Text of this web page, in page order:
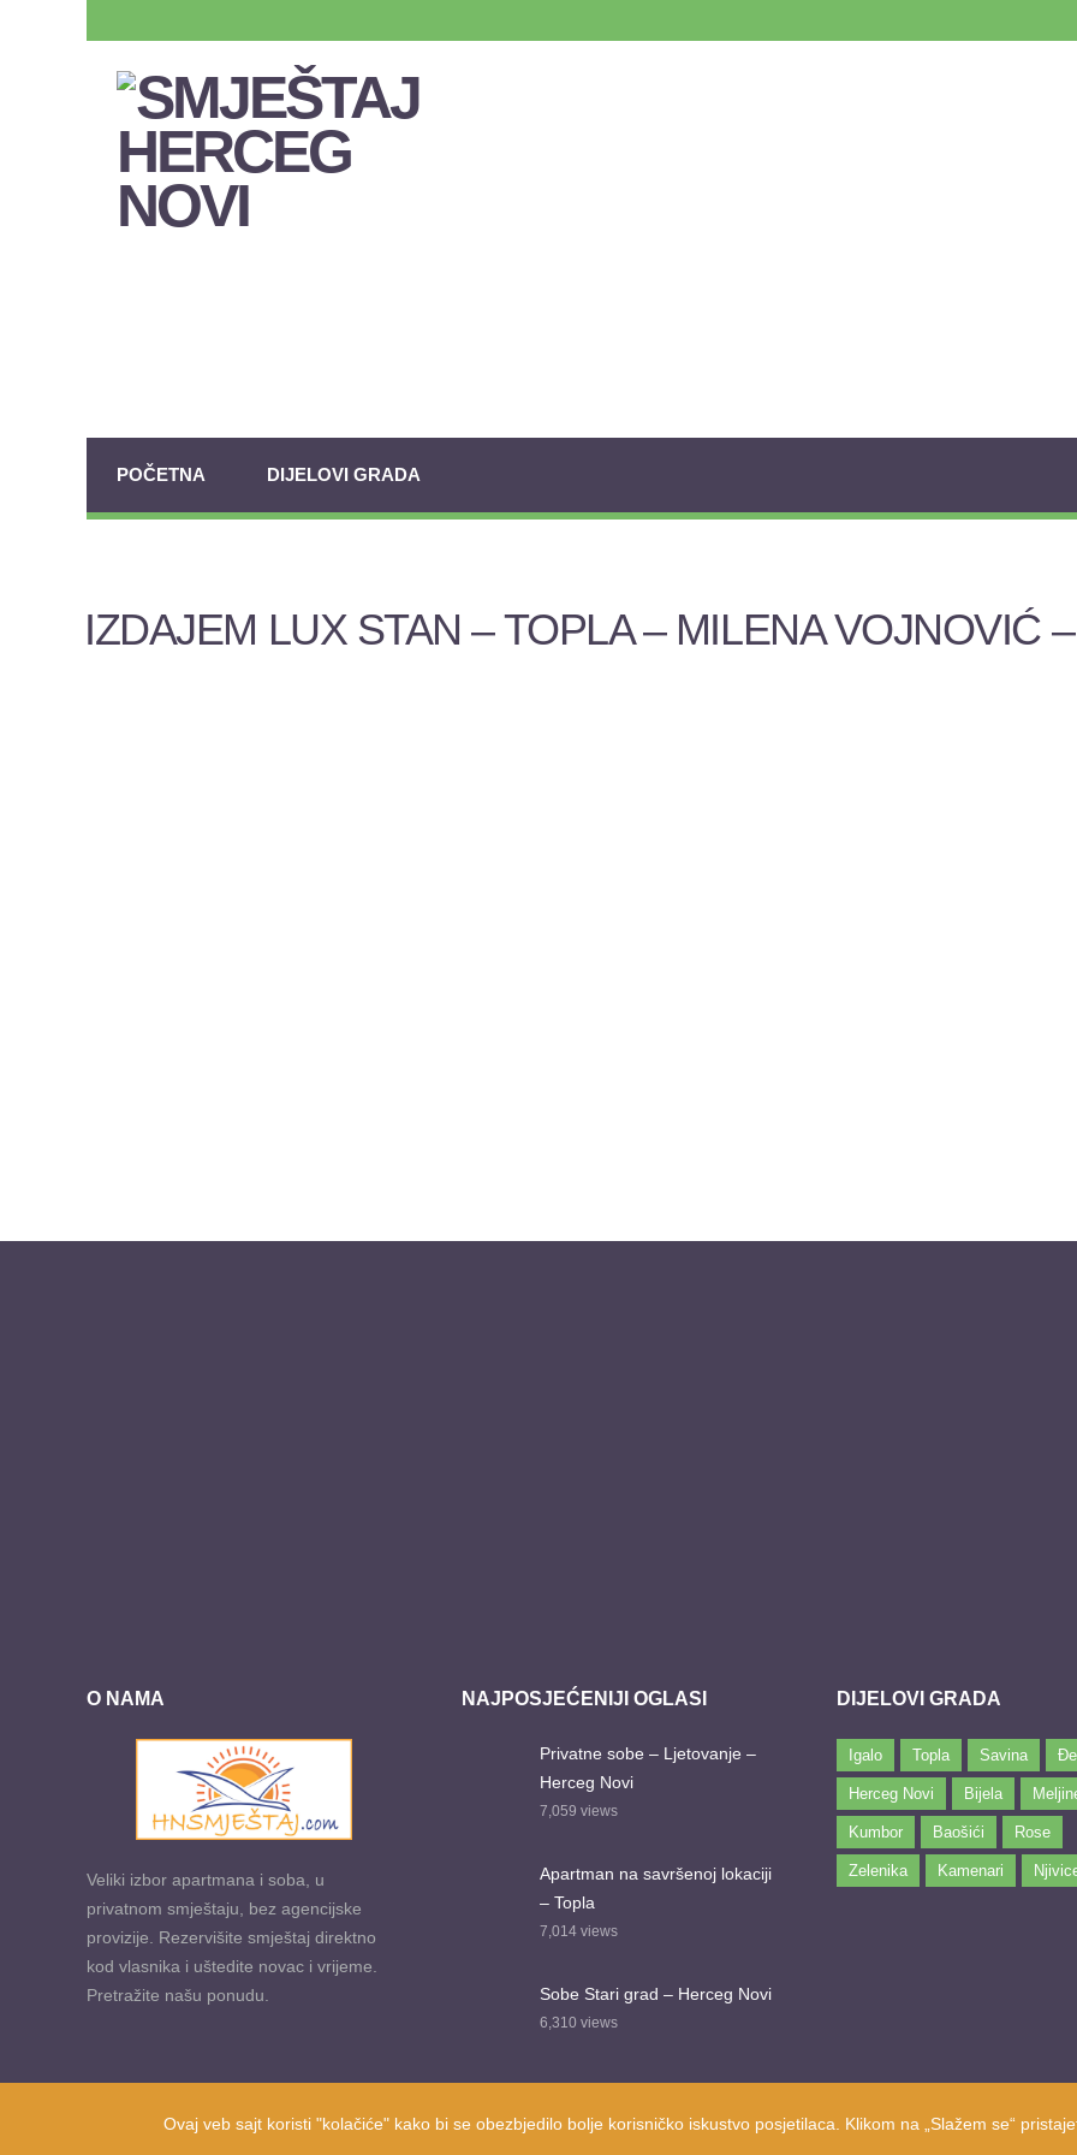
POČETNA DIJELOVI GRADA
IZDAJEM LUX STAN – TOPLA – MILENA VOJNOVIĆ
O NAMA
Veliki izbor apartmana i soba, u
privatnom smještaju, bez agencijske
provizije. Rezervišite smještaj direktno
kod vlasnika i uštedite novac i vrijeme.
Pretražite našu ponudu.
NAJPOSJEĆENIJI OGLASI
Privatne sobe – Ljetovanje –
Herceg Novi
7,059 views
Apartman na savršenoj lokaciji
– Topla
7,014 views
Sobe Stari grad – Herceg Novi
6,310 views
DIJELOVI GRADA
Igalo Topla Savina
Herceg Novi Bijela
Kumbor Baošići Rose
Zelenika Kamenari
Ovaj veb sajt koristi "kolačiće" kako bi se obezbjedilo bolje korisničko iskustvo posjetilaca. Klikom na „Slažem se“